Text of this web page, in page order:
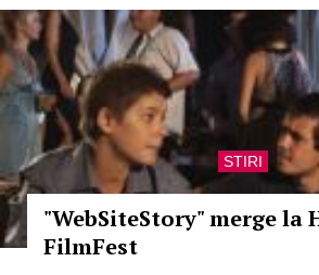
STIRI
"WebSiteStory" merge la
FilmFest